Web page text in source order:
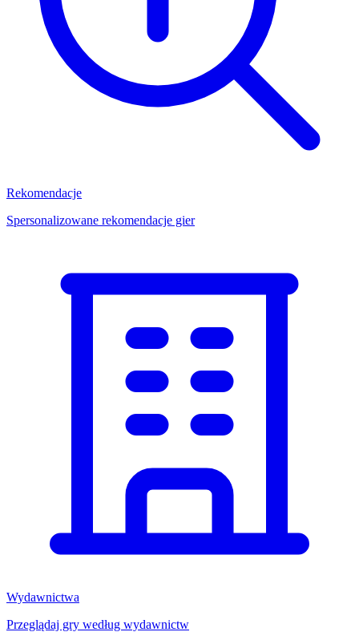
Rekomendacje
Spersonalizowane rekomendacje gier
Wydawnictwa
Przeglądaj gry według wydawnictw